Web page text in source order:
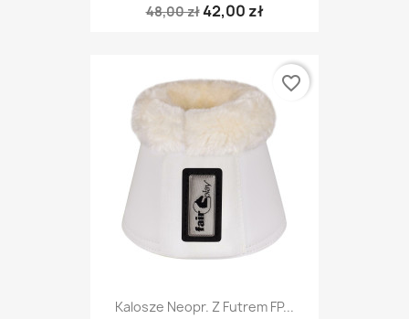
48,00 zł42,00 zł
Kalosze Neopr. Z Futrem FP...
favorite_border